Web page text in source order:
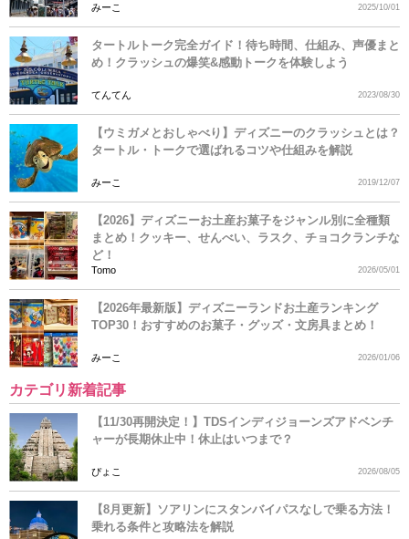
みーこ 2025/10/01
タートルトーク完全ガイド！待ち時間、仕組み、声優まと
め！クラッシュの爆笑&感動トークを体験しよう
てんてん 2023/08/30
【ウミガメとおしゃべり】ディズニーのクラッシュとは？
タートル・トークで選ばれるコツや仕組みを解説
みーこ 2019/12/07
【2026】ディズニーお土産お菓子をジャンル別に全種類
まとめ！クッキー、せんべい、ラスク、チョコクランチな
ど！
Tomo 2026/05/01
【2026年最新版】ディズニーランドお土産ランキング
TOP30！おすすめのお菓子・グッズ・文房具まとめ！
みーこ 2026/01/06
カテゴリ新着記事
【11/30再開決定！】TDSインディジョーンズアドベンチ
ャーが長期休止中！休止はいつまで？
ぴょこ 2026/08/05
【8月更新】ソアリンにスタンバイパスなしで乗る方法！
乗れる条件と攻略法を解説